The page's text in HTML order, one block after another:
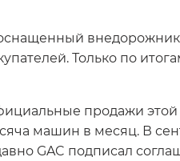
внедорожник
Только по
продажи
машин в месяц. В
GAC подписал